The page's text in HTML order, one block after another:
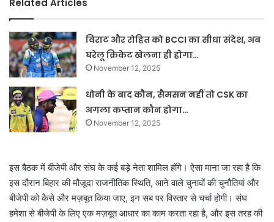
Related Articles
विराट और रोहित को BCCI का सीधा संदेश, अब
घरेलू क्रिकेट खेलना ही होगा…
November 12, 2025
धोनी के बाद कौन, सैमसन नहीं तो CSK का
अगला कप्तान कौन होगा…
November 12, 2025
इस बैठक में बीजेपी और संघ के कई बड़े नेता शामिल होंगे। ऐसा माना जा रहा है कि
इस दौरान बिहार की मौजूदा राजनीतिक स्थिति, आने वाले चुनावों की चुनौतियां और
बीजेपी को कैसे और मज़बूत किया जाए, इन सब पर विस्तार से चर्चा होगी। संघ
हमेशा से बीजेपी के लिए एक मज़बूत आधार का काम करता रहा है, और इस तरह की